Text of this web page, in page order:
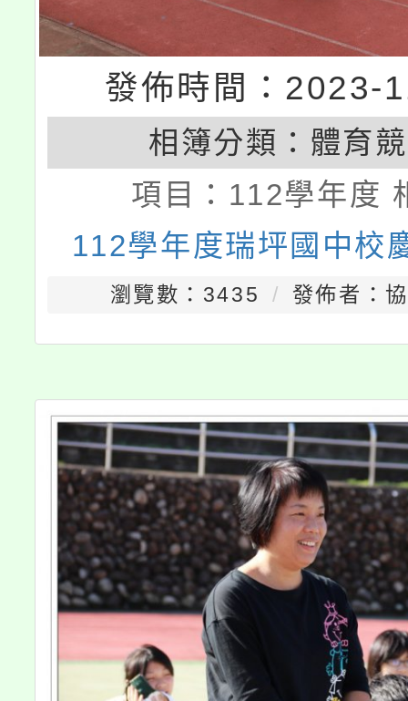
發佈時間：2023-
相簿分類： 體育
項目： 112學年度
112學年度瑞坪國中校
瀏覽數：3435 發佈者：